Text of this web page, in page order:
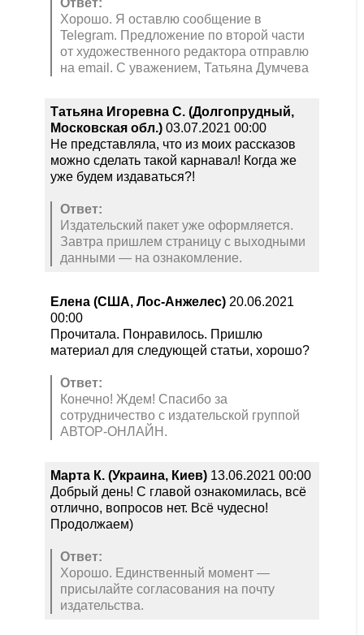
Ответ:
Хорошо. Я оставлю сообщение в
Telegram. Предложение по второй части
от художественного редактора отправлю
на email. С уважением, Татьяна Думчева
Татьяна Игоревна С. (Долгопрудный,
Московская обл.) 03.07.2021 00:00
Не представляла, что из моих рассказов
можно сделать такой карнавал! Когда же
уже будем издаваться?!
Ответ:
Издательский пакет уже оформляется.
Завтра пришлем страницу с выходными
данными — на ознакомление.
Елена (США, Лос-Анжелес) 20.06.2021
00:00
Прочитала. Понравилось. Пришлю
материал для следующей статьи, хорошо?
Ответ:
Конечно! Ждем! Спасибо за
сотрудничество с издательской группой
АВТОР-ОНЛАЙН.
Марта К. (Украина, Киев) 13.06.2021 00:00
Добрый день! С главой ознакомилась, всё
отлично, вопросов нет. Всё чудесно!
Продолжаем)
Ответ:
Хорошо. Единственный момент —
присылайте согласования на почту
издательства.